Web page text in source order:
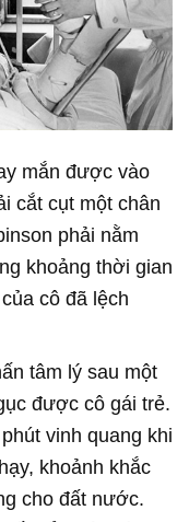
mắn được vào
cắt cụt một chân
phải nằm
khoảng thời gian
cô đã lệch
tâm lý sau một
được cô gái trẻ.
vinh quang khi
khoảnh khắc
cho đất nước.